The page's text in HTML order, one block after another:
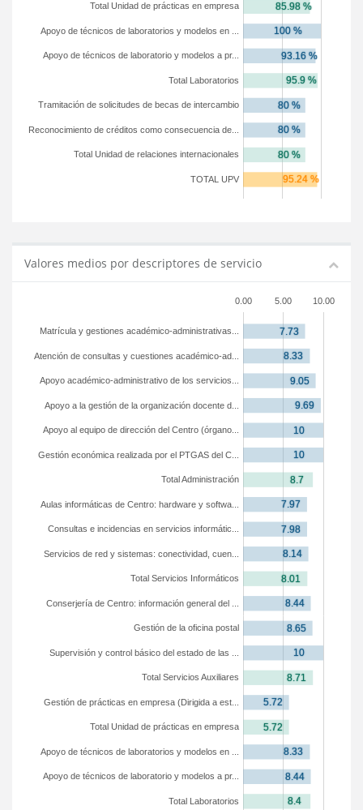
TOTAL UPV
Total Unidad de relaciones internacionales
Reconocimiento de créditos como consecuencia de...
Tramitación de solicitudes de becas de intercambio
Total Laboratorios
Apoyo de técnicos de laboratorio y modelos a pr...
Apoyo de técnicos de laboratorios y modelos en ...
Total Unidad de prácticas en empresa
Valores medios por descriptores de servicio
0.00 5.00 10.00
Total Laboratorios
Apoyo de técnicos de laboratorio y modelos a pr...
Apoyo de técnicos de laboratorios y modelos en ...
Total Unidad de prácticas en empresa
Gestión de prácticas en empresa (Dirigida a est...
Total Servicios Auxiliares
Supervisión y control básico del estado de las ...
Gestión de la oficina postal
Conserjería de Centro: información general del ...
Total Servicios Informáticos
Servicios de red y sistemas: conectividad, cuen...
Consultas e incidencias en servicios informátic...
Aulas informáticas de Centro: hardware y softwa...
Total Administración
Gestión económica realizada por el PTGAS del C...
Apoyo al equipo de dirección del Centro (órgano...
Apoyo a la gestión de la organización docente d...
Apoyo académico-administrativo de los servicios...
Atención de consultas y cuestiones académico-ad...
Matrícula y gestiones académico-administrativas...